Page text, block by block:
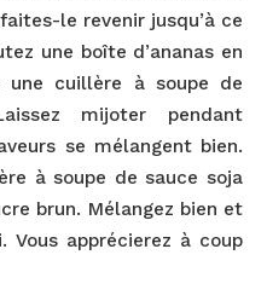
le revenir jusqu’à ce
une boîte d’ananas en
cuillère à soupe de
mijoter pendant
se mélangent bien.
à soupe de sauce soja
brun. Mélangez bien et
Vous apprécierez à coup